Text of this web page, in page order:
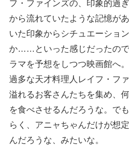
フ・ファインズの、印象的過
から流れていたような記憶が
いた印象からシチュエーショ
か……といった感じだったの
ラマを予想をしつつ映画館へ
過多な天才料理人レイフ・フ
溢れるお客さんたちを集め、
を食べさせるんだろうな。で
らく、アニャちゃんだけが想
んだろうな、みたいな。